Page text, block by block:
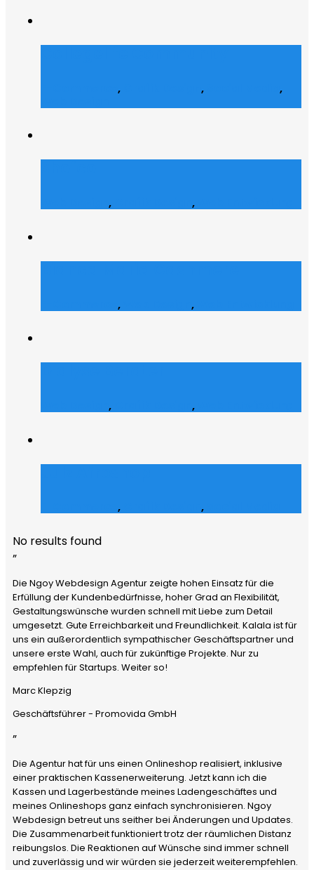
, ,
,
, ,
, ,
, ,
, ,
No results found
”
Die Ngoy Webdesign Agentur zeigte hohen Einsatz für die
Erfüllung der Kundenbedürfnisse, hoher Grad an Flexibilität,
Gestaltungswünsche wurden schnell mit Liebe zum Detail
umgesetzt. Gute Erreichbarkeit und Freundlichkeit. Kalala ist für
uns ein außerordentlich sympathischer Geschäftspartner und
unsere erste Wahl, auch für zukünftige Projekte. Nur zu
empfehlen für Startups. Weiter so!
Marc Klepzig
Geschäftsführer - Promovida GmbH
”
Die Agentur hat für uns einen Onlineshop realisiert, inklusive
einer praktischen Kassenerweiterung. Jetzt kann ich die
Kassen und Lagerbestände meines Ladengeschäftes und
meines Onlineshops ganz einfach synchronisieren. Ngoy
Webdesign betreut uns seither bei Änderungen und Updates.
Die Zusammenarbeit funktioniert trotz der räumlichen Distanz
reibungslos. Die Reaktionen auf Wünsche sind immer schnell
und zuverlässig und wir würden sie jederzeit weiterempfehlen.